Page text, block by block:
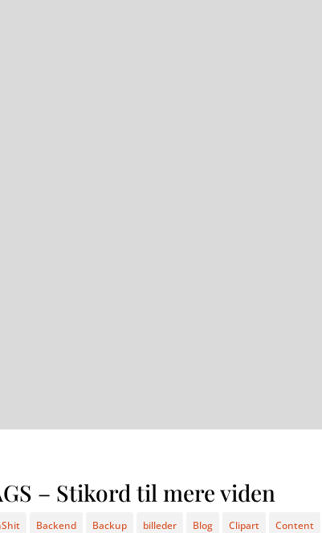
– Stikord til mere viden
Backend Backup billeder Blog Clipart Content